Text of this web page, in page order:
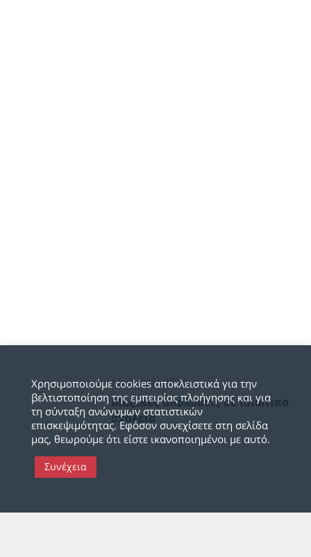
1 Ιούλ 2026, 19:32
Μαζικές απολύσεις σε ιδιωτικά
σχολεία
Χρησιμοποιούμε cookies αποκλειστικά για την
βελτιστοποίηση της εμπειρίας πλοήγησης και για
τη σύνταξη ανώνυμων στατιστικών
επισκεψιμότητας. Εφόσον συνεχίσετε στη σελίδα
μας, θεωρούμε ότι είστε ικανοποιημένοι με αυτό.
Συνέχεια